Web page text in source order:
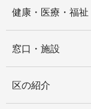
健康・医療・福祉
窓口・施設
区の紹介